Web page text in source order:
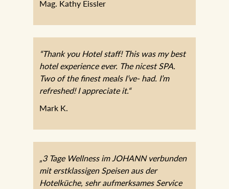
Mag. Kathy Eissler
“Thank you Hotel staff! This was my best
hotel experience ever. The nicest SPA.
Two of the finest meals I’ve- had. I’m
„3 Tage Wellness im JOHANN
verbunden mit erstklassigen Speisen aus